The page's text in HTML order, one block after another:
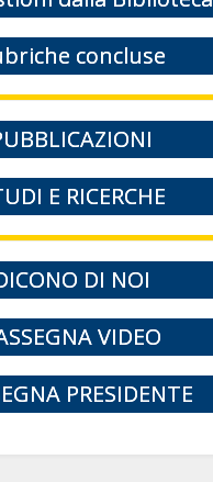
concluse
E RICERCHE
DI NOI
VIDEO
PRESIDENTE